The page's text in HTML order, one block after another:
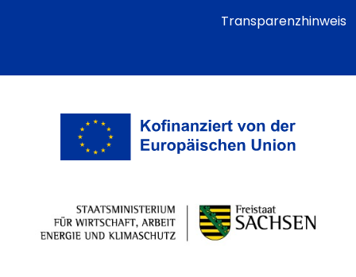
Transparenzhinweis